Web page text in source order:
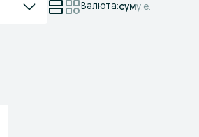
Валюта:суму.е.